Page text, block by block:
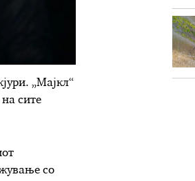
„Мајкл“
сите
со